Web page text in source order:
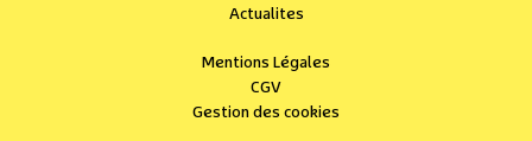
Actualites
Mentions Légales
CGV
Gestion des cookies